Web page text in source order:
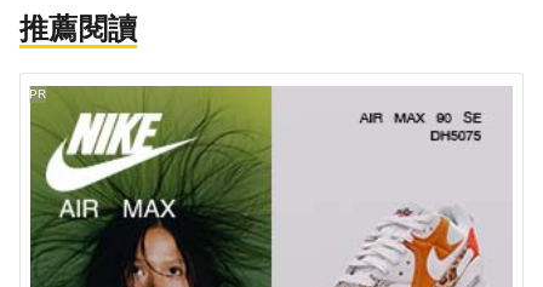
推薦閱讀
PR